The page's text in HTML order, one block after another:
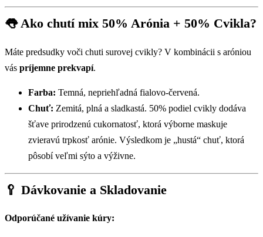
👅 Ako chutí mix 50% Arónia + 50% Cvikla?
Máte predsudky voči chuti surovej cvikly? V kombinácii s aróniou
vás príjemne prekvapí.
Farba: Temná, nepriehľadná fialovo-červená.
Chuť: Zemitá, plná a sladkastá. 50% podiel cvikly dodáva
šťave prirodzenú cukornatosť, ktorá výborne maskuje
zvieravú trpkosť arónie. Výsledkom je „hustá“ chuť, ktorá
pôsobí veľmi sýto a výživne.
🥄 Dávkovanie a Skladovanie
Odporúčané užívanie kúry: